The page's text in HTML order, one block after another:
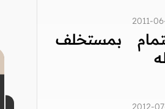
بمستخلف